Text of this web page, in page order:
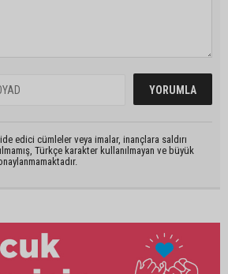
edici cümleler veya imalar, inançlara saldırı
Türkçe karakter kullanılmayan ve büyük